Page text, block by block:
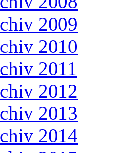
2009
2010
2011
2012
2013
2014